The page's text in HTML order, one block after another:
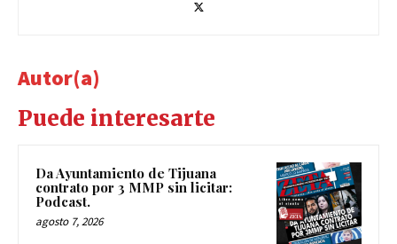
Autor(a)
Puede interesarte
Da Ayuntamiento de Tijuana
contrato por 3 MMP sin licitar:
Podcast.
agosto 7, 2026